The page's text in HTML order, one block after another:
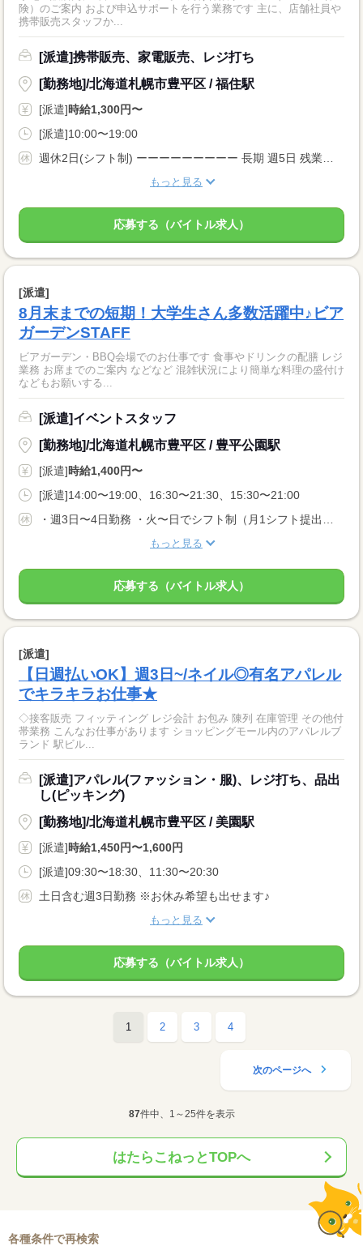
険）のご案内 および申込サポートを行う業務です 主に、店舗社員や
携帯販売スタッフか...
[派遣]携帯販売、家電販売、レジ打ち
[勤務地]/北海道札幌市豊平区 / 福住駅
[派遣]時給1,300円〜
[派遣]10:00〜19:00
もっと見る
応募する（バイトル求人）
[派遣]
8月末までの短期！大学生さん多数活躍中♪ビア
ガーデンSTAFF
ビアガーデン・BBQ会場でのお仕事です 食事やドリンクの配膳 レジ
業務 お席までのご案内 などなど 混雑状況により簡単な料理の盛付け
などもお願いする...
[派遣]イベントスタッフ
[勤務地]/北海道札幌市豊平区 / 豊平公園駅
[派遣]時給1,400円〜
[派遣]14:00〜19:00、16:30〜21:30、15:30〜21:00
もっと見る
応募する（バイトル求人）
[派遣]
【日週払いOK】週3日~/ネイル◎有名アパレル
でキラキラお仕事★
◇接客販売 フィッティング レジ会計 お包み 陳列 在庫管理 その他付
帯業務 こんなお仕事があります ショッピングモール内のアパレルブ
ランド 駅ビル...
[派遣]アパレル(ファッション・服)、レジ打ち、品出
し(ピッキング)
[勤務地]/北海道札幌市豊平区 / 美園駅
[派遣]時給1,450円〜1,600円
[派遣]09:30〜18:30、11:30〜20:30
土日含む週3日勤務 ※お休み希望も出せます♪
もっと見る
応募する（バイトル求人）
1 2 3 4
次のページへ
87件中、1～25件を表示
はたらこねっとTOPへ
各種条件で再検索